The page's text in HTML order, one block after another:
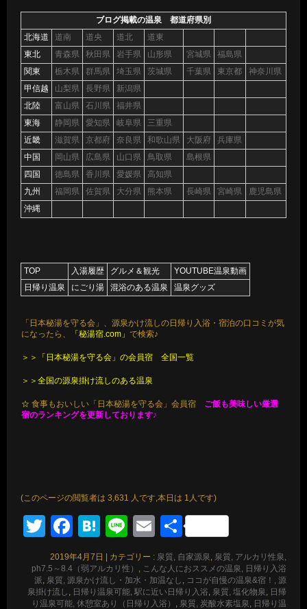
ブログ掲載の温泉 都道府県別
北海道
道南 道央 道北
道東
東北
青森県 秋田県 岩手県 山形県 宮城県
福島県
関東
栃木県 群馬県 埼玉県 茨城県 千葉県 東京都
神奈川県
甲信越
山梨県 長野県
新潟県
北陸
富山県 石川県
福井県
東海
静岡県 愛知県 岐阜県
三重県
近畿
滋賀県 京都府 奈良県 和歌山県 大阪府
兵庫県
中国
岡山県 広島県 山口県 鳥取県
島根県
四国
徳島県 香川県 愛媛県
高知県
九州
福岡県 佐賀県 大分県 熊本県 長崎県 宮崎県
鹿児島県
沖縄
TOP 入湯履歴 グルメ＆観光
YOUTUBE温泉動画
日帰り温泉
にごり湯 混浴のある温泉 温泉グッズ
「日本秘湯を守る会」、源泉かけ流しの日帰り入浴・宿泊の口コミが気
になったら、
「秘湯宿.com」で検索♪
＞＞「日本秘湯を守る会」の会員宿 全国一覧
＞＞全国の源泉掛け流しのある温泉
☆ 食事もおいしい「日本秘湯を守る会」会員宿 ご飯も美味しい厳選
宿のランキングを更新しております♪
(このページの閲覧者は 3,631 人です,本日は 1人です)
TwitterFacebook
Hatena
LineEmail
共
有
2019年4月7日 | カテゴリー : 泉質, 自家源泉, 泉質, アルカリ性泉,
ph7.5～8.4（弱アルカリ性） , こんな人におススメの温泉, 日帰り入浴
派, 泉質, 源泉かけ流し・加水・加温なし , ココが自慢の温泉&宿！, 源
泉掛け流し , 日帰り温泉可能, 駅に近い日帰り入浴, 泉質, 塩化物泉, 日帰
り温泉可能, 休憩室あり（日帰り入浴） , 泉質, 炭酸水素塩泉, 日帰り温